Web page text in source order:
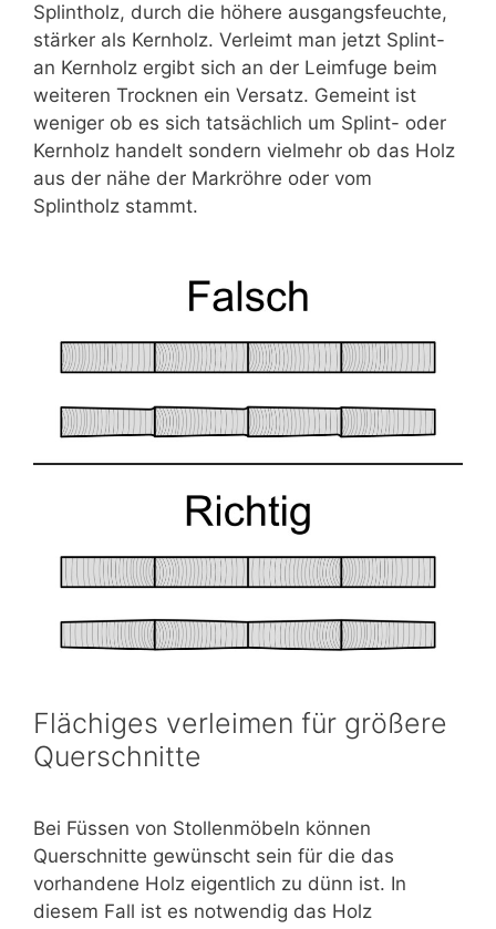
Splintholz, durch die höhere ausgangsfeuchte,
stärker als Kernholz. Verleimt man jetzt Splint-
an Kernholz ergibt sich an der Leimfuge beim
weiteren Trocknen ein Versatz. Gemeint ist
weniger ob es sich tatsächlich um Splint- oder
Kernholz handelt sondern vielmehr ob das Holz
aus der nähe der Markröhre oder vom
Splintholz stammt.
Flächiges verleimen für größere
Querschnitte
Bei Füssen von Stollenmöbeln können
Querschnitte gewünscht sein für die das
vorhandene Holz eigentlich zu dünn ist. In
diesem Fall ist es notwendig das Holz